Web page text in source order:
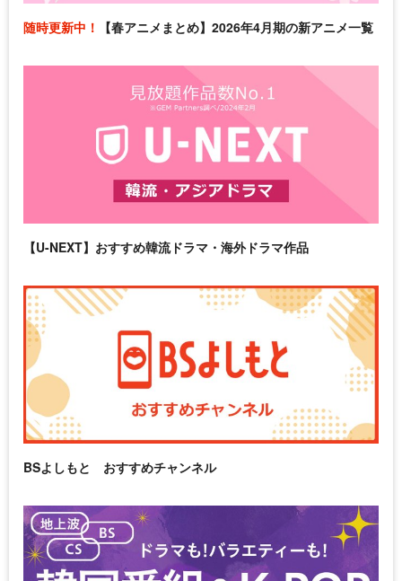
随時更新中！ 【春アニメまとめ】2026年4月期の新アニメ一覧
【U-NEXT】おすすめ韓流ドラマ・海外ドラマ作品
BSよしもと おすすめチャンネル